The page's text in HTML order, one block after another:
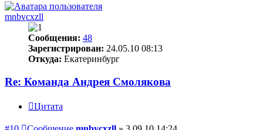
mnbvcxzll
Сообщения: 48
Зарегистрирован: 24.05.10 08:13
Откуда: Екатеринбург
Re: Команда Андрея Смолякова
Цитата